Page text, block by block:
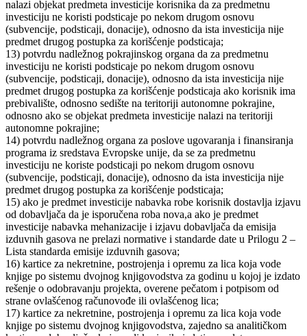
nalazi objekat predmeta investicije korisnika da za predmetnu
investiciju ne koristi podsticaje po nekom drugom osnovu
(subvencije, podsticaji, donacije), odnosno da ista investicija nije
predmet drugog postupka za korišćenje podsticaja;
13) potvrdu nadležnog pokrajinskog organa da za predmetnu
investiciju ne koristi podsticaje po nekom drugom osnovu
(subvencije, podsticaji, donacije), odnosno da ista investicija nije
predmet drugog postupka za korišćenje podsticaja ako korisnik ima
prebivalište, odnosno sedište na teritoriji autonomne pokrajine,
odnosno ako se objekat predmeta investicije nalazi na teritoriji
autonomne pokrajine;
14) potvrdu nadležnog organa za poslove ugovaranja i finansiranja
programa iz sredstava Evropske unije, da se za predmetnu
investiciju ne koriste podsticaji po nekom drugom osnovu
(subvencije, podsticaji, donacije), odnosno da ista investicija nije
predmet drugog postupka za korišćenje podsticaja;
15) ako je predmet investicije nabavka robe korisnik dostavlja izjavu
od dobavljača da je isporučena roba nova,a ako je predmet
investicije nabavka mehanizacije i izjavu dobavljača da emisija
izduvnih gasova ne prelazi normative i standarde date u Prilogu 2 –
Lista standarda emisije izduvnih gasova;
16) kartice za nekretnine, postrojenja i opremu za lica koja vode
knjige po sistemu dvojnog knjigovodstva za godinu u kojoj je izdato
rešenje o odobravanju projekta, overene pečatom i potpisom od
strane ovlašćenog računovođe ili ovlašćenog lica;
17) kartice za nekretnine, postrojenja i opremu za lica koja vode
knjige po sistemu dvojnog knjigovodstva, zajedno sa analitičkom